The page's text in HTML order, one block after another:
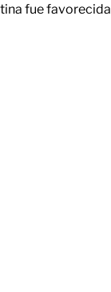
fue favorecida